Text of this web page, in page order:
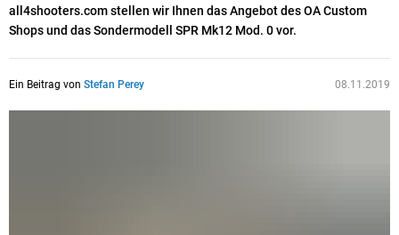
all4shooters.com stellen wir Ihnen das Angebot des OA Custom
Shops und das Sondermodell SPR Mk12 Mod. 0 vor.
Ein Beitrag von Stefan Perey 08.11.2019